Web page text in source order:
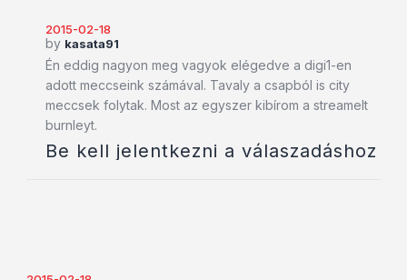
2015-02-18
by kasata91
Én eddig nagyon meg vagyok elégedve a digi1-en
adott meccseink számával. Tavaly a csapból is city
meccsek folytak. Most az egyszer kibírom a streamelt
burnleyt.
Be kell jelentkezni a válaszadáshoz